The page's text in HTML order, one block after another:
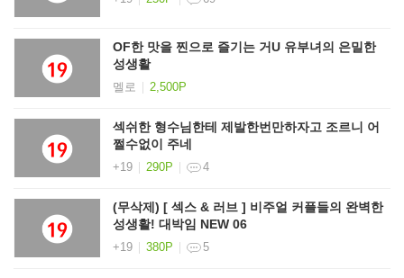
OF한 맛을 찐으로 즐기는 거U 유부녀의 은밀한
성생활
멜로 2,500P
섹쉬한 형수님한테 제발한번만하자고 조르니 어
쩔수없이 주네
+19 290P 4
(무삭제) [ 섹스 & 러브 ] 비주얼 커플들의 완벽한
성생활! 대박임 NEW 06
+19 380P 5